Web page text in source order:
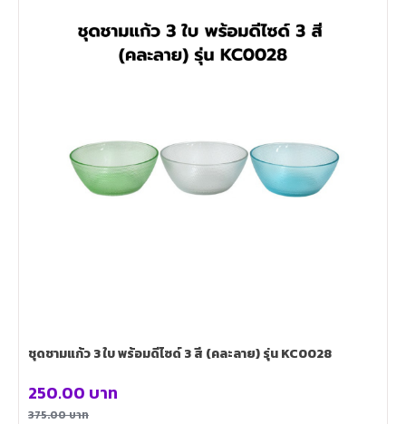
ชุดชามแก้ว 3 ใบ พร้อมดีไซด์ 3 สี (คละลาย) รุ่น KC0028
375.00บาท
250.00 บาท